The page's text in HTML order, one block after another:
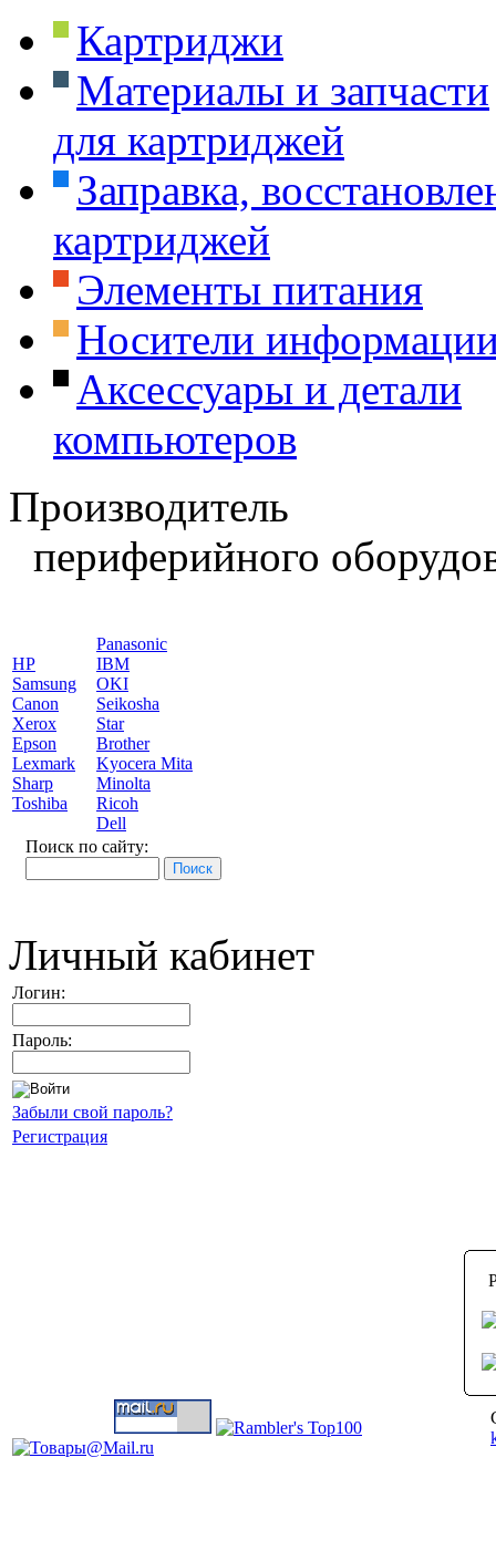
Картриджи
Материалы и запчасти
для картриджей
Заправка,
картриджей
Элементы питания
Носители
Аксессуары и детали
компьютеров
Производитель
периферийного
HP
Samsung
Canon
Xerox
Epson
Lexmark
Sharp
Toshiba
Panasonic
IBM
OKI
Seikosha
Star
Brother
Kyocera Mita
Minolta
Ricoh
Dell
Поиск по сайту:
Личный кабинет
Логин:
Пароль:
Забыли свой пароль?
Регистрация